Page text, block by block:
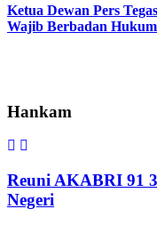
Ketua Dewan Pers
Wajib Berbadan
Hankam
Reuni AKABRI 91
Negeri